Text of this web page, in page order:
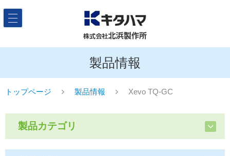
製品情報
トップページ 製品情報 Xevo TQ-GC
製品カテゴリ